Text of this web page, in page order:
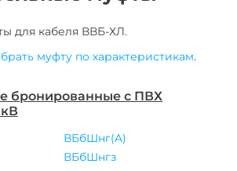
для кабеля ВВБ-ХЛ.
муфту по характеристикам.
бронированные с ПВХ
ВБбШнг(A)
ВБбШнгз